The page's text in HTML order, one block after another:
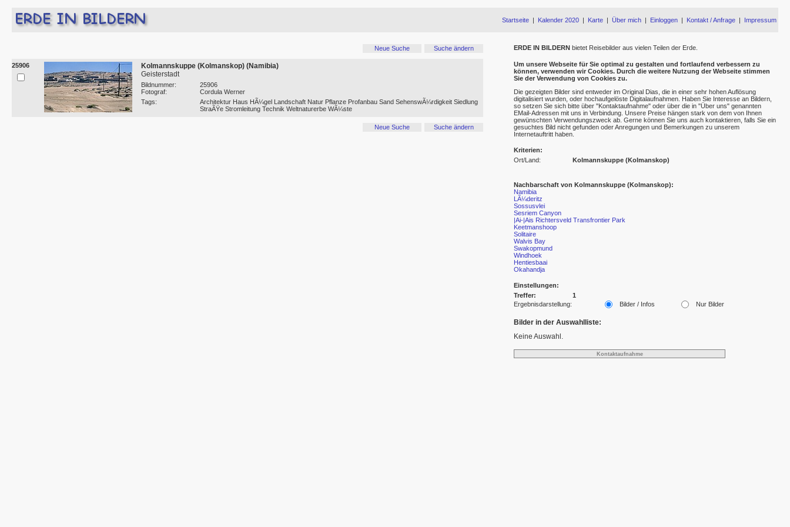
Startseite Kalender 2020 Karte Über mich Einloggen Kontakt / Anfrage Impressum
Neue Suche Suche ändern
25906
Kolmannskuppe (Kolmanskop) (Namibia)
Geisterstadt
Bildnummer:
25906
Fotograf:
Cordula Werner
Tags:
Architektur Haus HÃ¼gel Landschaft Natur Pflanze Profanbau Sand SehenswÃ¼rdigkeit Siedlung
StraÃŸe Stromleitung Technik Weltnaturerbe WÃ¼ste
Neue Suche Suche ändern
ERDE IN BILDERN bietet Reisebilder aus vielen Teilen der Erde.
Um unsere Webseite für Sie optimal zu gestalten und fortlaufend verbessern zu
können, verwenden wir Cookies. Durch die weitere Nutzung der Webseite stimmen
Sie der Verwendung von Cookies zu.
Die gezeigten Bilder sind entweder im Original Dias, die in einer sehr hohen Auflösung
digitalisiert wurden, oder hochaufgelöste Digitalaufnahmen. Haben Sie Interesse an Bildern,
so setzen Sie sich bitte über "Kontaktaufnahme" oder über die in "Über uns" genannten
EMail-Adressen mit uns in Verbindung. Unsere Preise hängen stark von dem von Ihnen
gewünschten Verwendungszweck ab. Gerne können Sie uns auch kontaktieren, falls Sie ein
gesuchtes Bild nicht gefunden oder Anregungen und Bemerkungen zu unserem
Internetauftritt haben.
Kriterien:
Ort/Land:
Kolmannskuppe (Kolmanskop)
Nachbarschaft von Kolmannskuppe (Kolmanskop):
Namibia
LÃ¼deritz
Sossusvlei
Sesriem Canyon
|Ai-|Ais Richtersveld Transfrontier Park
Keetmanshoop
Solitaire
Walvis Bay
Swakopmund
Windhoek
Hentiesbaai
Okahandja
Einstellungen:
Treffer:
1
Ergebnisdarstellung:
Bilder / Infos Nur Bilder
Bilder in der Auswahlliste:
Keine Auswahl.
Kontaktaufnahme